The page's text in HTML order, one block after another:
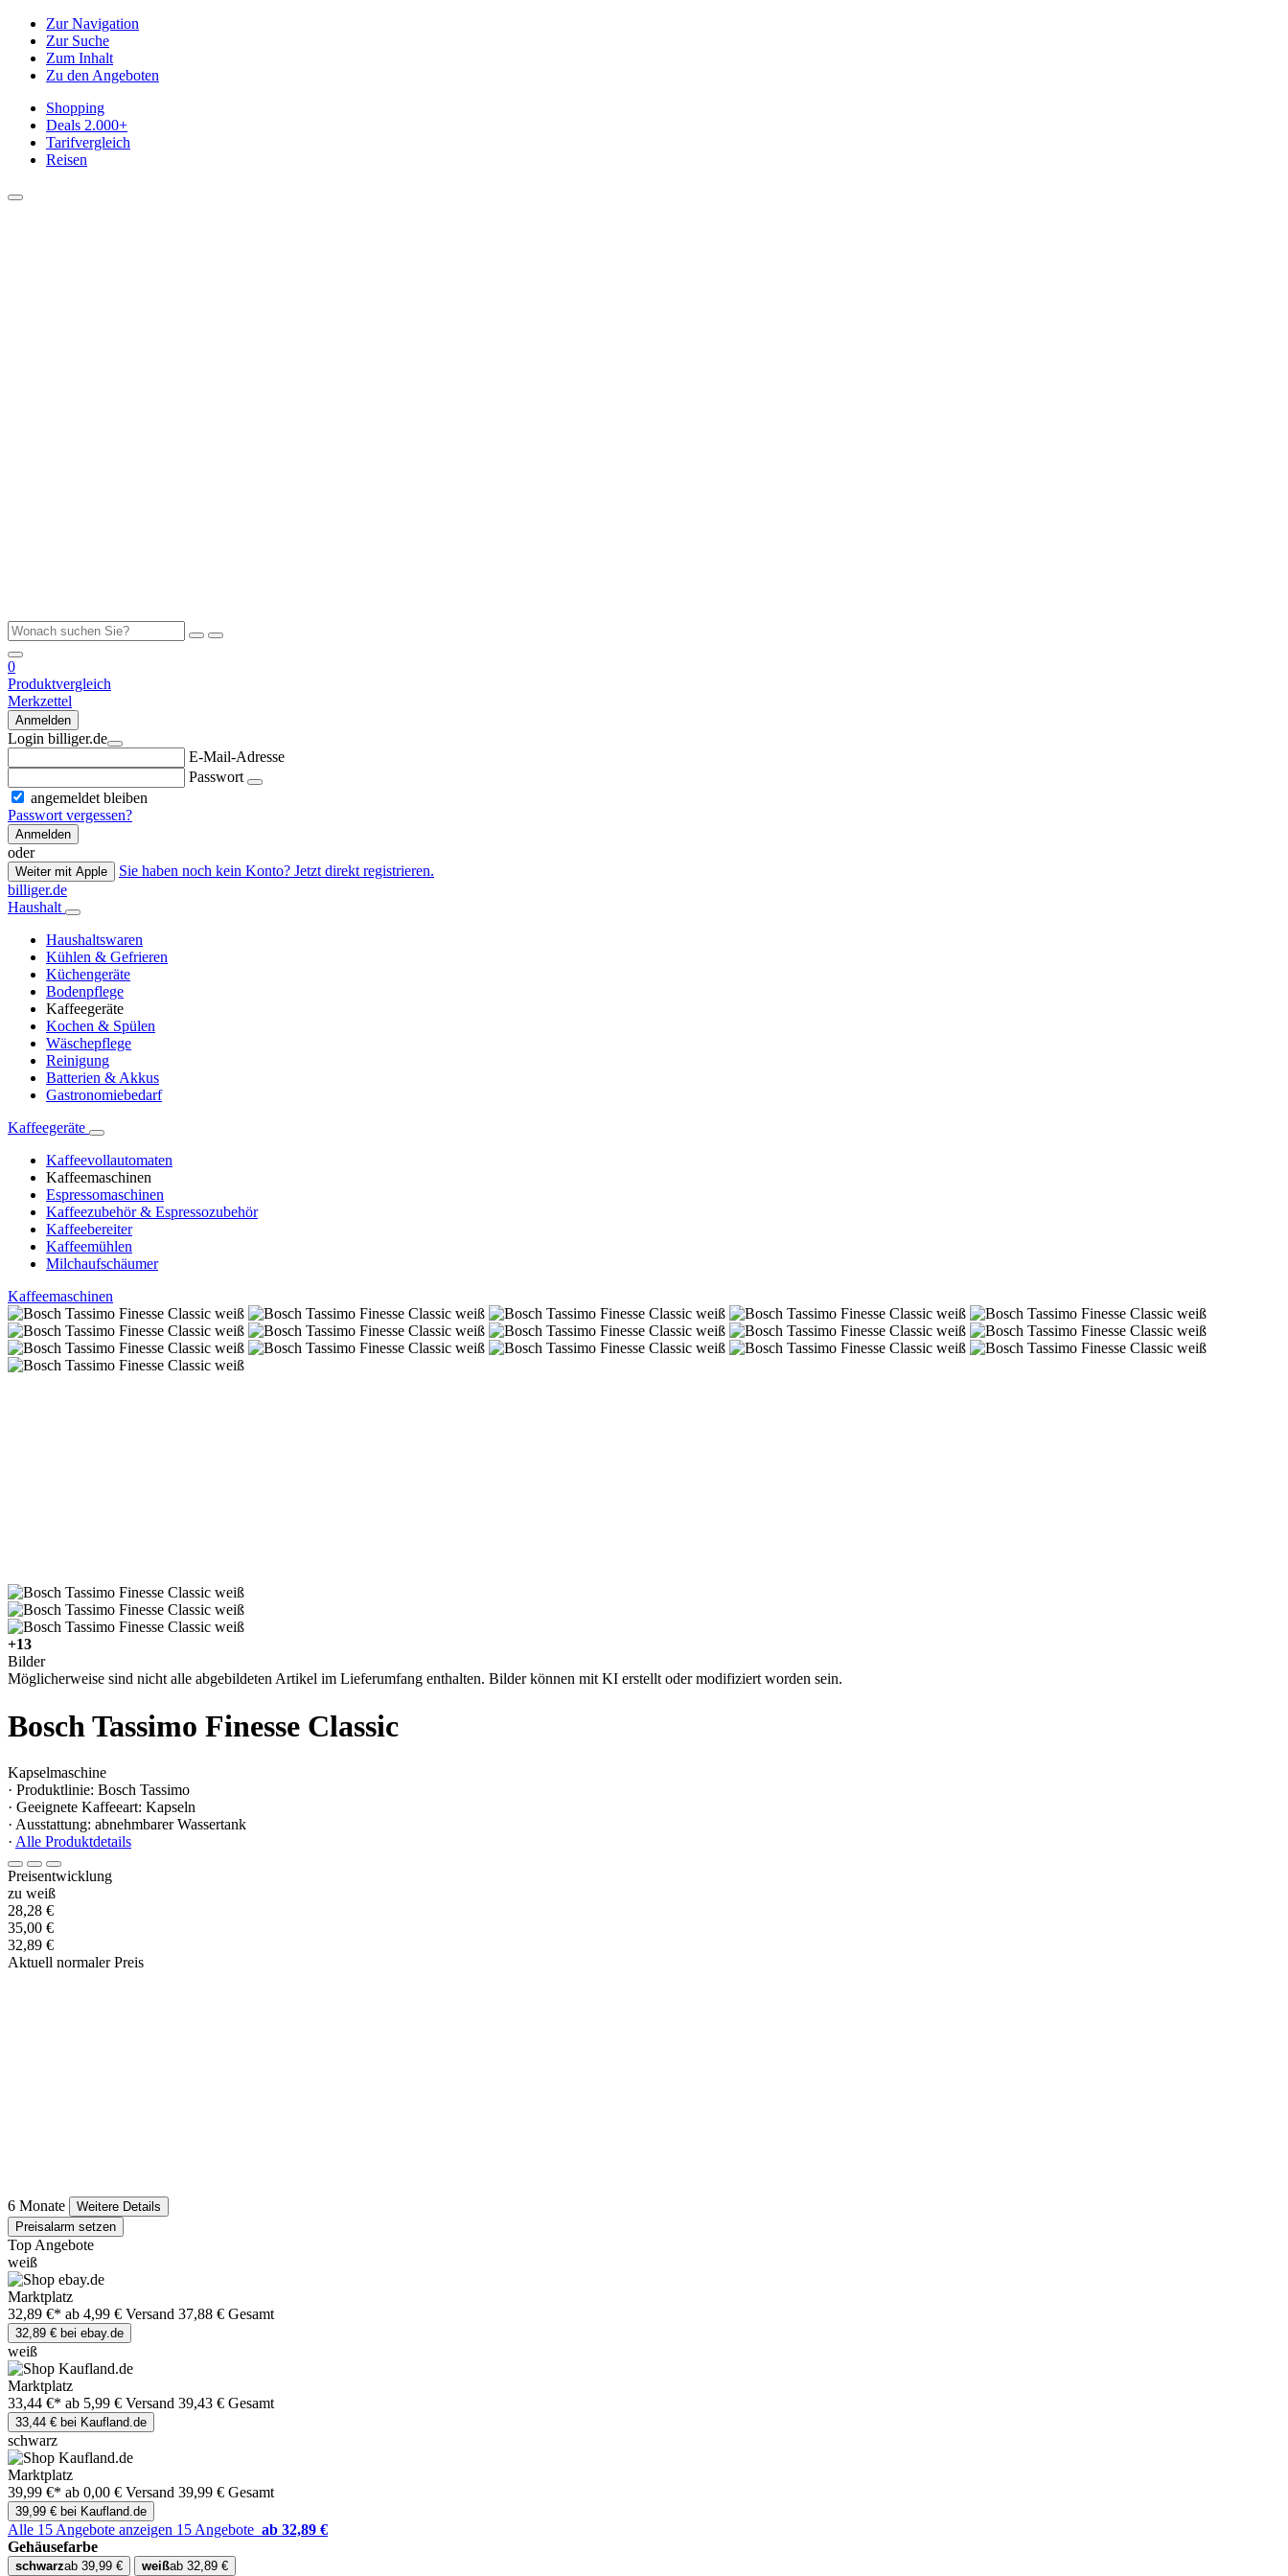
Zur Navigation
Zur Suche
Zum Inhalt
Zu den Angeboten
Shopping
Deals 2.000+
Tarifvergleich
Reisen
0
Produktvergleich
Merkzettel
Anmelden
Login billiger.de
E-Mail-Adresse
Passwort
angemeldet bleiben
Passwort vergessen?
Anmelden
oder
Weiter mit Apple
Sie haben noch kein Konto? Jetzt direkt registrieren.
billiger.de
Haushalt
Haushaltswaren
Kühlen & Gefrieren
Küchengeräte
Bodenpflege
Kaffeegeräte
Kochen & Spülen
Wäschepflege
Reinigung
Batterien & Akkus
Gastronomiebedarf
Kaffeegeräte
Kaffeevollautomaten
Kaffeemaschinen
Espressomaschinen
Kaffeezubehör & Espressozubehör
Kaffeebereiter
Kaffeemühlen
Milchaufschäumer
Kaffeemaschinen
+13
Bilder
Möglicherweise sind nicht alle abgebildeten Artikel im Lieferumfang enthalten. Bilder können mit KI erstellt oder modifiziert worden sein.
Bosch Tassimo Finesse Classic
Kapselmaschine
· Produktlinie: Bosch Tassimo
· Geeignete Kaffeeart: Kapseln
· Ausstattung: abnehmbarer Wassertank
· Alle Produktdetails
Preisentwicklung
zu weiß
28,28 €
35,00 €
32,89 €
Aktuell normaler Preis
6 Monate
Weitere Details
Preisalarm setzen
Top Angebote
weiß
Marktplatz
32,89 €* ab 4,99 € Versand 37,88 € Gesamt
32,89 € bei ebay.de
weiß
Marktplatz
33,44 €* ab 5,99 € Versand 39,43 € Gesamt
33,44 € bei Kaufland.de
schwarz
Marktplatz
39,99 €* ab 0,00 € Versand 39,99 € Gesamt
39,99 € bei Kaufland.de
Alle 15 Angebote anzeigen 15 Angebote ab 32,89 €
Gehäusefarbe
schwarzab 39,99 € weißab 32,89 €